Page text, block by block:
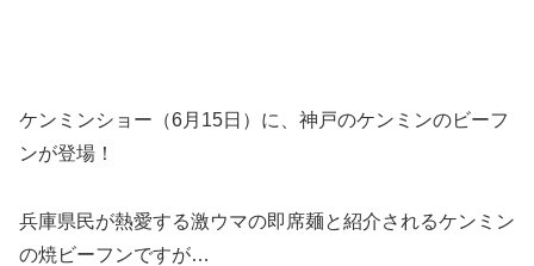
ケンミンショー（6月15日）に、神戸のケンミンのビーフ
ンが登場！
兵庫県民が熱愛する激ウマの即席麺と紹介されるケンミン
の焼ビーフンですが…